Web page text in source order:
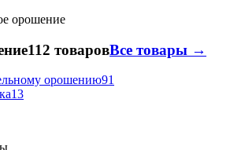
орошение
112 товаровВсе товары →
орошению91
13